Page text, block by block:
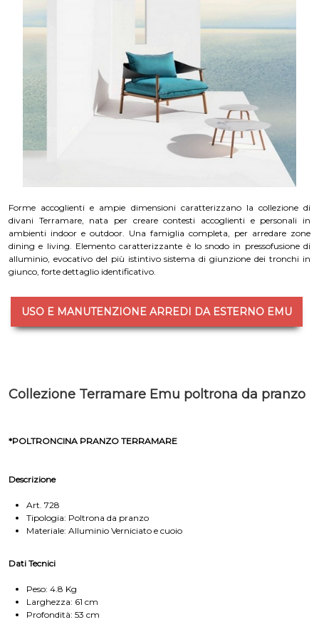
Forme accoglienti e ampie dimensioni caratterizzano la collezione di
divani Terramare, nata per creare contesti accoglienti e personali in
ambienti indoor e outdoor. Una famiglia completa, per arredare zone
dining e living. Elemento caratterizzante è lo snodo in pressofusione di
alluminio, evocativo del più istintivo sistema di giunzione dei tronchi in
giunco, forte dettaglio identificativo.
USO E MANUTENZIONE ARREDI DA ESTERNO EMU
Collezione Terramare Emu poltrona da pranzo
*POLTRONCINA PRANZO TERRAMARE
Descrizione
Art. 728
Tipologia: Poltrona da pranzo
Materiale: Alluminio Verniciato e cuoio
Dati Tecnici
Peso: 4.8 Kg
Larghezza: 61 cm
Profondità: 53 cm